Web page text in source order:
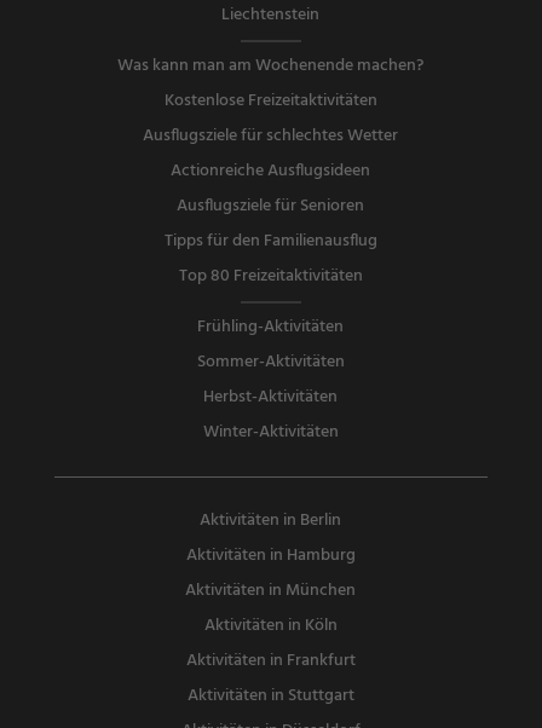
Liechtenstein
Was kann man am Wochenende machen?
Kostenlose Freizeitaktivitäten
Ausflugsziele für schlechtes Wetter
Actionreiche Ausflugsideen
Ausflugsziele für Senioren
Tipps für den Familienausflug
Top 80 Freizeitaktivitäten
Frühling-Aktivitäten
Sommer-Aktivitäten
Herbst-Aktivitäten
Winter-Aktivitäten
Aktivitäten in Berlin
Aktivitäten in Hamburg
Aktivitäten in München
Aktivitäten in Köln
Aktivitäten in Frankfurt
Aktivitäten in Stuttgart